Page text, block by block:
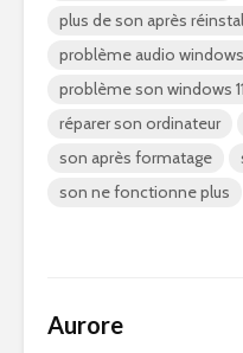
plus de son après
problème audio windows
problème son windows 11
réparer son ordinateur
son après formatage
son ne fonctionne plus
Aurore